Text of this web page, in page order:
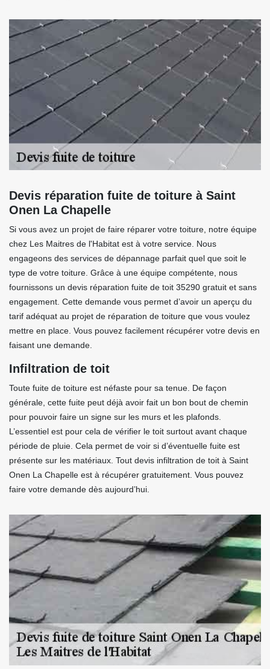
Devis réparation fuite de toiture à Saint
Onen La Chapelle
Si vous avez un projet de faire réparer votre toiture, notre équipe
chez Les Maitres de l'Habitat est à votre service. Nous
engageons des services de dépannage parfait quel que soit le
type de votre toiture. Grâce à une équipe compétente, nous
fournissons un devis réparation fuite de toit 35290 gratuit et sans
engagement. Cette demande vous permet d’avoir un aperçu du
tarif adéquat au projet de réparation de toiture que vous voulez
mettre en place. Vous pouvez facilement récupérer votre devis en
faisant une demande.
Infiltration de toit
Toute fuite de toiture est néfaste pour sa tenue. De façon
générale, cette fuite peut déjà avoir fait un bon bout de chemin
pour pouvoir faire un signe sur les murs et les plafonds.
L’essentiel est pour cela de vérifier le toit surtout avant chaque
période de pluie. Cela permet de voir si d’éventuelle fuite est
présente sur les matériaux. Tout devis infiltration de toit à Saint
Onen La Chapelle est à récupérer gratuitement. Vous pouvez
faire votre demande dès aujourd’hui.